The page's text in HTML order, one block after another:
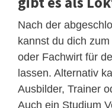
Nach der
kannst du dich
oder Fachwirt für
lassen. Alternativ
Ausbilder, Trainer
Auch ein Studium